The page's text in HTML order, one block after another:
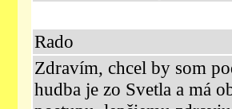
Rado
Zdravím, chcel by som
hudba je zo Svetla a má